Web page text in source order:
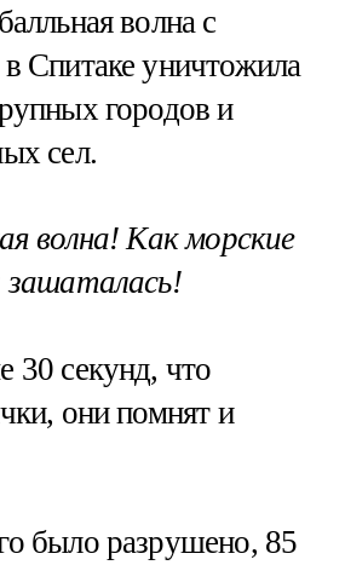
волна с
Спитаке уничтожила
городов и
сел.
волна! Как морские
зашаталась!
30 секунд, что
они помнят и
было разрушено, 85